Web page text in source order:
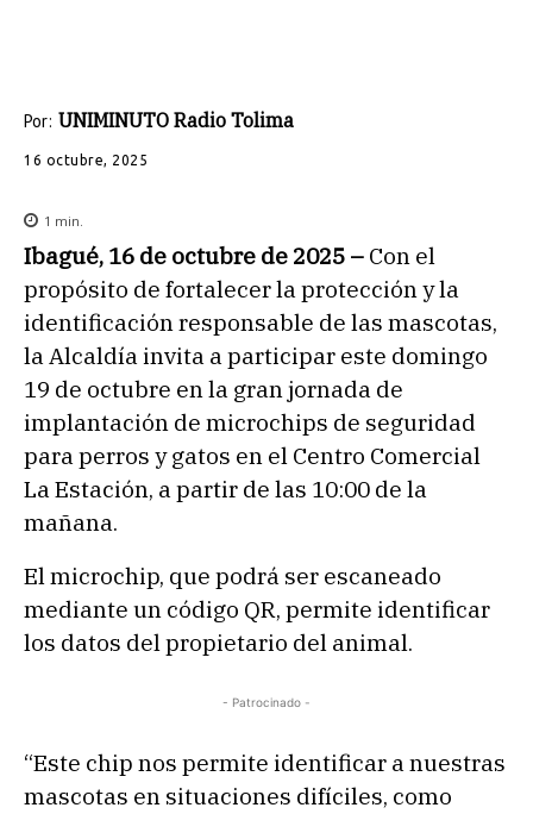
Por: UNIMINUTO Radio Tolima
16 octubre, 2025
1 min.
Ibagué, 16 de octubre de 2025 – Con el
propósito de fortalecer la protección y la
identificación responsable de las mascotas,
la Alcaldía invita a participar este domingo
19 de octubre en la gran jornada de
implantación de microchips de seguridad
para perros y gatos en el Centro Comercial
La Estación, a partir de las 10:00 de la
mañana.
El microchip, que podrá ser escaneado
mediante un código QR, permite identificar
los datos del propietario del animal.
- Patrocinado -
“Este chip nos permite identificar a nuestras
mascotas en situaciones difíciles, como